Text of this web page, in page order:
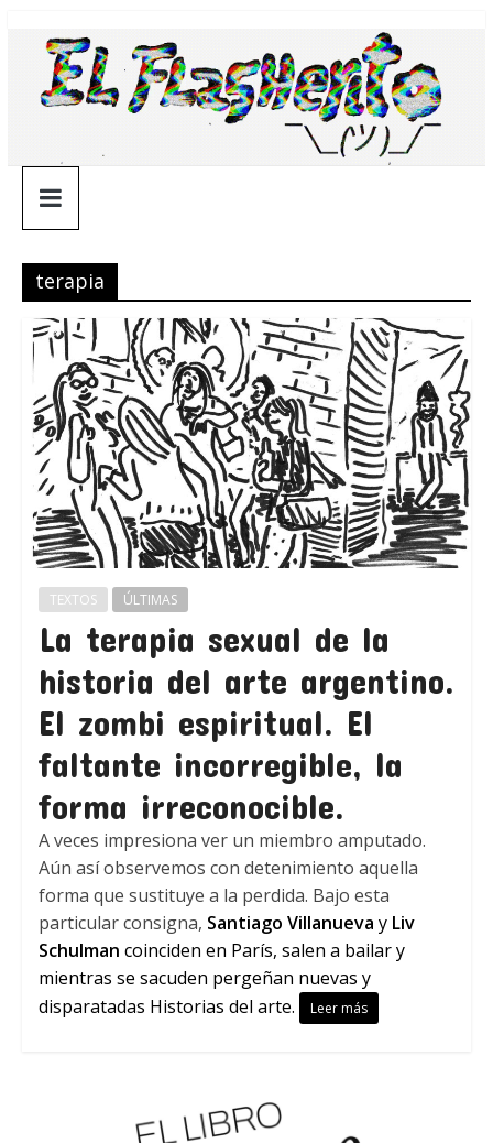
contenido
¯\_(ツ)_/
¯
terapia
TEXTOS ÚLTIMAS
La terapia sexual de la
historia del arte argentino.
El zombi espiritual. El
faltante incorregible, la
forma irreconocible.
A veces impresiona ver un miembro amputado.
Aún así observemos con detenimiento aquella
forma que sustituye a la perdida. Bajo esta
particular consigna, Santiago Villanueva y Liv
Schulman coinciden en París, salen a bailar y
mientras se sacuden pergeñan nuevas y
disparatadas Historias del arte.
Leer más